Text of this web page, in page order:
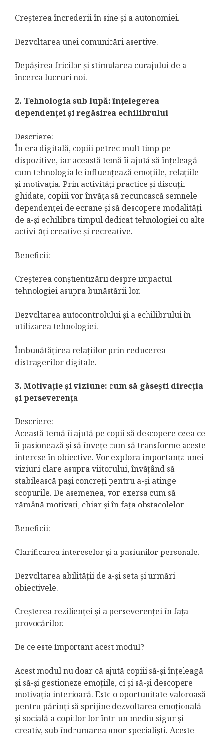
Creșterea încrederii în sine și a autonomiei.
Dezvoltarea unei comunicări asertive.
Depășirea fricilor și stimularea curajului de a
încerca lucruri noi.
2. Tehnologia sub lupă: înțelegerea
dependenței și regăsirea echilibrului
Descriere:
În era digitală, copiii petrec mult timp pe
dispozitive, iar această temă îi ajută să înțeleagă
cum tehnologia le influențează emoțiile, relațiile
și motivația. Prin activități practice și discuții
ghidate, copiii vor învăța să recunoască semnele
dependenței de ecrane și să descopere modalități
de a-și echilibra timpul dedicat tehnologiei cu alte
activități creative și recreative.
Beneficii:
Creșterea conștientizării despre impactul
tehnologiei asupra bunăstării lor.
Dezvoltarea autocontrolului și a echilibrului în
utilizarea tehnologiei.
Îmbunătățirea relațiilor prin reducerea
distragerilor digitale.
3. Motivație și viziune: cum să găsești direcția
și perseverența
Descriere:
Această temă îi ajută pe copii să descopere ceea ce
îi pasionează și să învețe cum să transforme aceste
interese în obiective. Vor explora importanța unei
viziuni clare asupra viitorului, învățând să
stabilească pași concreți pentru a-și atinge
scopurile. De asemenea, vor exersa cum să
rămână motivați, chiar și în fața obstacolelor.
Beneficii:
Clarificarea intereselor și a pasiunilor personale.
Dezvoltarea abilității de a-și seta și urmări
obiectivele.
Creșterea rezilienței și a perseverenței în fața
provocărilor.
De ce este important acest modul?
Acest modul nu doar că ajută copiii să-și înțeleagă
și să-și gestioneze emoțiile, ci și să-și descopere
motivația interioară. Este o oportunitate valoroasă
pentru părinți să sprijine dezvoltarea emoțională
și socială a copiilor lor într-un mediu sigur și
creativ, sub îndrumarea unor specialiști. Aceste